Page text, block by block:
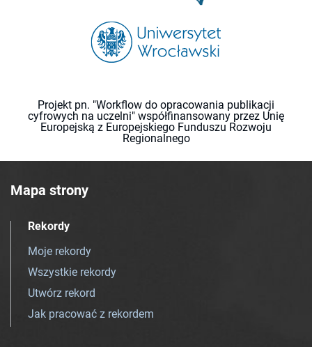
Projekt pn. "Workflow do opracowania publikacji
cyfrowych na uczelni" współfinansowany przez Unię
Europejską z Europejskiego Funduszu Rozwoju
Regionalnego
Mapa strony
Rekordy
Moje rekordy
Wszystkie rekordy
Utwórz rekord
Jak pracować z rekordem